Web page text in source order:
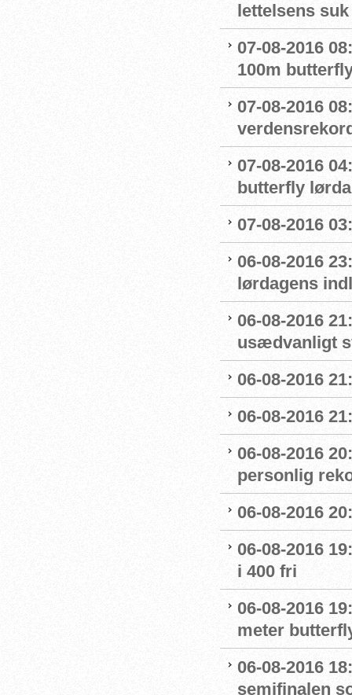
lettelsens
07-08-2016
100m
07-08-2016
07-08-2016
butterfly
07-08-2016
06-08-2016
lørdagens
06-08-2016
usædvanligt
06-08-2016
06-08-2016
06-08-2016
personlig
06-08-2016
06-08-2016
i 400 fri
06-08-2016
meter
06-08-2016
semifinalen